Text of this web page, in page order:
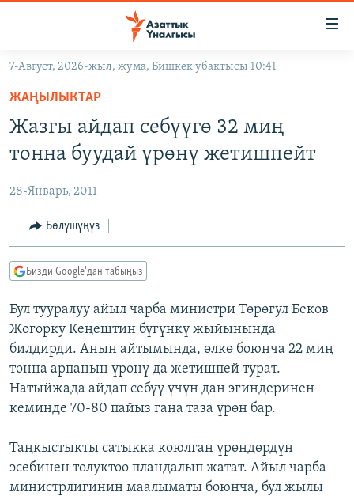
Навигацияга
өтүңүз
Издөөгө
салыңызКЫРГЫЗСТАН
ЭКОНОМИКА
МАДАНИЯТ
БОРБОР АЗИЯ
АТАЙЫН ИЛИКТӨӨ
ТВ ПРОГРАММАЛАР
ЭКСПЕРТТЕР ТАЛДАЙТ
БИЗ ЖАНА ДҮЙНӨ
ДАНИСТЕ
ЭЖЕ-СИҢДИЛЕР
АЗАТТЫК+
ӨЗГӨЧӨ ПИКИР
Русский
ОНЛАЙН ШЕРИНЕ
ЭЕ/АРнун бардык сайттары
7-Август, 2026-жыл, жума, Бишкек убактысы 10:41
ЖАҢЫЛЫКТАР
Жазгы айдап себүүгө 32 миң
тонна буудай үрөнү жетишпейт
28-Январь, 2011
Бөлүшүңүз
Бизди Google'дан табыңыз
Бул тууралуу айыл чарба министри Төрөгул Беков
Жогорку Кеңештин бүгүнкү жыйынында
билдирди. Анын айтымында, өлкө боюнча 22 миң
тонна арпанын үрөнү да жетишпей турат.
Натыйжада айдап себүү үчүн дан эгиндеринен
кеминде 70-80 пайыз гана таза үрөн бар.
Таңкыстыкты сатыкка коюлган үрөндөрдүн
эсебинен толуктоо пландалып жатат. Айыл чарба
министрлигинин маалыматы боюнча, бул жылы